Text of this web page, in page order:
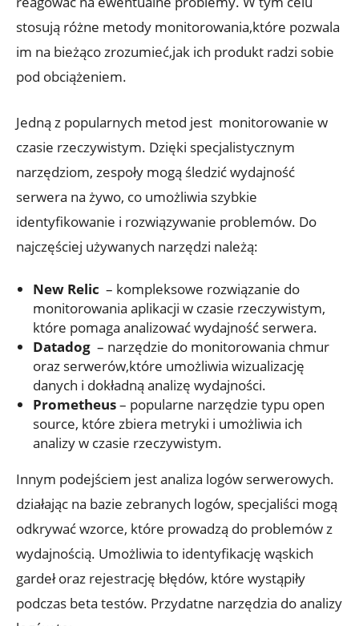
stosują różne metody monitorowania,które pozwala
im na bieżąco zrozumieć,jak ich‌ produkt radzi​ sobie
pod ⁢obciążeniem.
Jedną z popularnych metod jest ⁢ monitorowanie w
czasie rzeczywistym. Dzięki specjalistycznym
narzędziom, zespoły mogą śledzić wydajność
serwera na żywo, co ​umożliwia ⁢szybkie⁢
identyfikowanie i rozwiązywanie problemów. ⁣Do
najczęściej ⁤używanych narzędzi należą:
New Relic ⁣ –⁣ kompleksowe⁢ rozwiązanie do
monitorowania​ aplikacji w czasie⁣ rzeczywistym,
które pomaga analizować ‌wydajność serwera.
Datadog ⁢ – narzędzie ‌do monitorowania chmur
oraz serwerów,które umożliwia⁢ wizualizację
danych i ⁤dokładną analizę wydajności.
Prometheus– popularne narzędzie typu open⁤
source, które zbiera metryki⁢ i umożliwia ich⁤
analizy w⁣ czasie rzeczywistym.
Innym⁣ podejściem jest analiza logów ⁢serwerowych.
działając na​ bazie ‌zebranych​ logów, specjaliści mogą
odkrywać wzorce, które prowadzą do problemów z
wydajnością. Umożliwia​ to identyfikację⁢ wąskich
gardeł‍ oraz‌ rejestrację błędów, które⁤ wystąpiły
podczas beta testów. Przydatne​ narzędzia do analizy